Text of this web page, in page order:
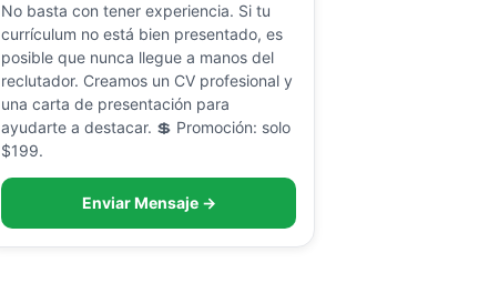
No basta con tener experiencia. Si tu
currículum no está bien presentado, es
posible que nunca llegue a manos del
reclutador. Creamos un CV profesional y
una carta de presentación para
ayudarte a destacar. 💲 Promoción: solo
$199.
Enviar Mensaje →